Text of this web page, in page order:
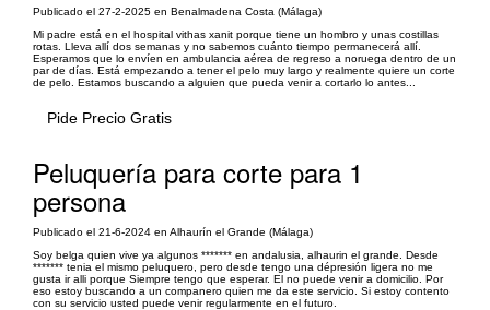
Publicado el 27-2-2025 en Benalmadena Costa (Málaga)
Mi padre está en el hospital vithas xanit porque tiene un hombro y unas costillas
rotas. Lleva allí dos semanas y no sabemos cuánto tiempo permanecerá allí.
Esperamos que lo envíen en ambulancia aérea de regreso a noruega dentro de un
par de días. Está empezando a tener el pelo muy largo y realmente quiere un corte
de pelo. Estamos buscando a alguien que pueda venir a cortarlo lo antes...
Pide Precio Gratis
Peluquería para corte para 1
persona
Publicado el 21-6-2024 en Alhaurín el Grande (Málaga)
Soy belga quien vive ya algunos ******* en andalusia, alhaurin el grande. Desde
******* tenia el mismo peluquero, pero desde tengo una dépresión ligera no me
gusta ir alli porque Siempre tengo que esperar. El no puede venir a domicilio. Por
eso estoy buscando a un companero quien me da este servicio. Si estoy contento
con su servicio usted puede venir regularmente en el futuro.